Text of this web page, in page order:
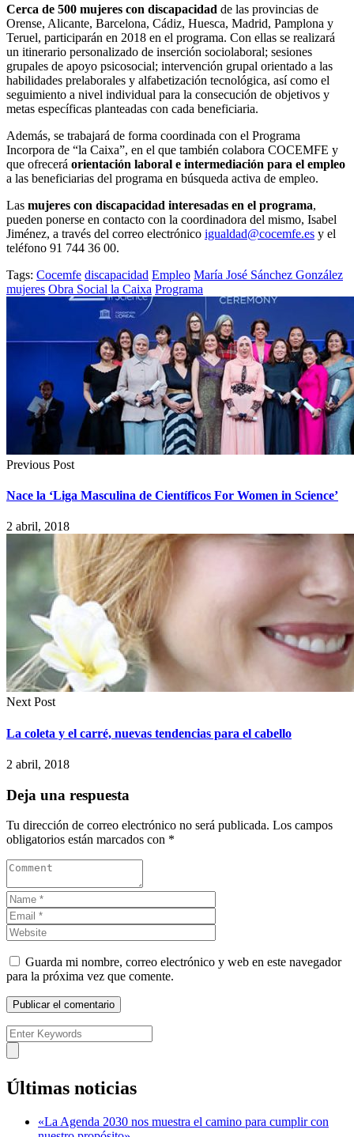
Cerca de 500 mujeres con discapacidad de las provincias de
Orense, Alicante, Barcelona, Cádiz, Huesca, Madrid, Pamplona y
Teruel, participarán en 2018 en el programa. Con ellas se realizará
un itinerario personalizado de inserción sociolaboral; sesiones
grupales de apoyo psicosocial; intervención grupal orientado a las
habilidades prelaborales y alfabetización tecnológica, así como el
seguimiento a nivel individual para la consecución de objetivos y
metas específicas planteadas con cada beneficiaria.
Además, se trabajará de forma coordinada con el Programa
Incorpora de “la Caixa”, en el que también colabora COCEMFE y
que ofrecerá orientación laboral e intermediación para el empleo
a las beneficiarias del programa en búsqueda activa de empleo.
Las mujeres con discapacidad interesadas en el programa,
pueden ponerse en contacto con la coordinadora del mismo, Isabel
Jiménez, a través del correo electrónico igualdad@cocemfe.es y el
teléfono 91 744 36 00.
Tags: Cocemfe discapacidad Empleo María José Sánchez González
mujeres Obra Social la Caixa Programa
Previous Post
Nace la ‘Liga Masculina de Científicos For Women in Science’
2 abril, 2018
Next Post
La coleta y el carré, nuevas tendencias para el cabello
2 abril, 2018
Deja una respuesta
Tu dirección de correo electrónico no será publicada. Los campos
obligatorios están marcados con *
Guarda mi nombre, correo electrónico y web en este navegador
para la próxima vez que comente.
Últimas noticias
«La Agenda 2030 nos muestra el camino para cumplir con